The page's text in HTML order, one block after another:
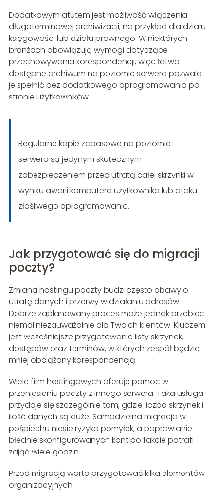
Dodatkowym atutem jest możliwość włączenia
długoterminowej archiwizacji, na przykład dla działu
księgowości lub działu prawnego. W niektórych
branżach obowiązują wymogi dotyczące
przechowywania korespondencji, więc łatwo
dostępne archiwum na poziomie serwera pozwala
je spełnić bez dodatkowego oprogramowania po
stronie użytkowników.
Regularne kopie zapasowe na poziomie
serwera są jedynym skutecznym
zabezpieczeniem przed utratą całej skrzynki w
wyniku awarii komputera użytkownika lub ataku
złośliwego oprogramowania.
Jak przygotować się do migracji
poczty?
Zmiana hostingu poczty budzi często obawy o
utratę danych i przerwy w działaniu adresów.
Dobrze zaplanowany proces może jednak przebiec
niemal niezauważalnie dla Twoich klientów. Kluczem
jest wcześniejsze przygotowanie listy skrzynek,
dostępów oraz terminów, w których zespół będzie
mniej obciążony korespondencją.
Wiele firm hostingowych oferuje pomoc w
przeniesieniu poczty z innego serwera. Taka usługa
przydaje się szczególnie tam, gdzie liczba skrzynek i
ilość danych są duże. Samodzielna migracja w
pośpiechu niesie ryzyko pomyłek, a poprawianie
błędnie skonfigurowanych kont po fakcie potrafi
zająć wiele godzin.
Przed migracją warto przygotować kilka elementów
organizacyjnych: